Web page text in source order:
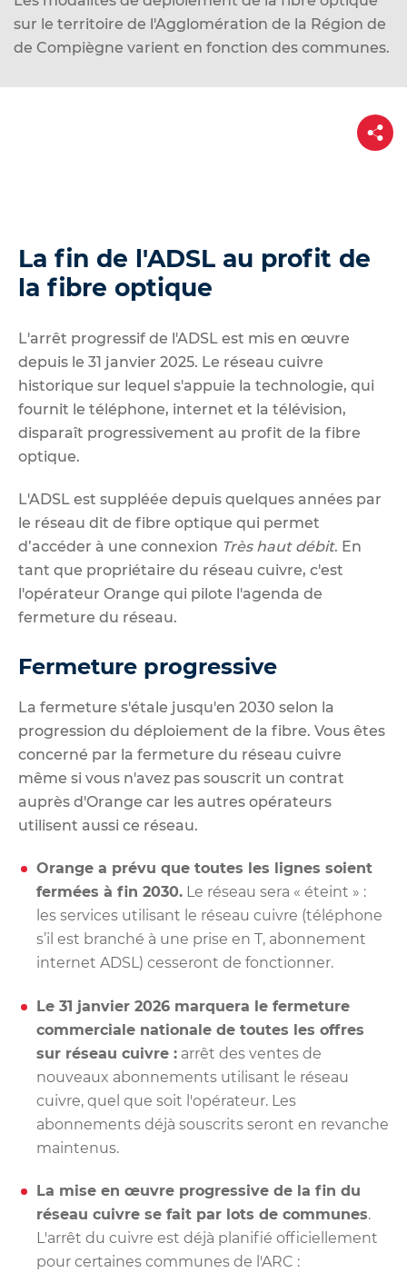
sur le territoire de l'Agglomération de la Région de
de Compiègne varient en fonction des communes.
P
a
La fin de l'ADSL au profit de
la fibre optique
L'arrêt progressif de l'ADSL est mis en œuvre
depuis le 31 janvier 2025. Le réseau cuivre
historique sur lequel s'appuie la technologie, qui
fournit le téléphone, internet et la télévision,
disparaît progressivement au profit de la fibre
optique.
L'ADSL est suppléée depuis quelques années par
le réseau dit de fibre optique qui permet
d’accéder à une connexion Très haut débit. En
tant que propriétaire du réseau cuivre, c'est
l'opérateur Orange qui pilote l'agenda de
fermeture du réseau.
Fermeture progressive
La fermeture s'étale jusqu'en 2030 selon la
progression du déploiement de la fibre. Vous êtes
concerné par la fermeture du réseau cuivre
même si vous n'avez pas souscrit un contrat
auprès d'Orange car les autres opérateurs
utilisent aussi ce réseau.
Orange a prévu que toutes les lignes soient
fermées à fin 2030. Le réseau sera « éteint » :
les services utilisant le réseau cuivre (téléphone
s’il est branché à une prise en T, abonnement
internet ADSL) cesseront de fonctionner.
Le 31 janvier 2026 marquera le fermeture
commerciale nationale de toutes les offres
sur réseau cuivre : arrêt des ventes de
nouveaux abonnements utilisant le réseau
cuivre, quel que soit l'opérateur. Les
abonnements déjà souscrits seront en revanche
maintenus.
La mise en œuvre progressive de la fin du
réseau cuivre se fait par lots de communes.
L'arrêt du cuivre est déjà planifié officiellement
pour certaines communes de l'ARC :